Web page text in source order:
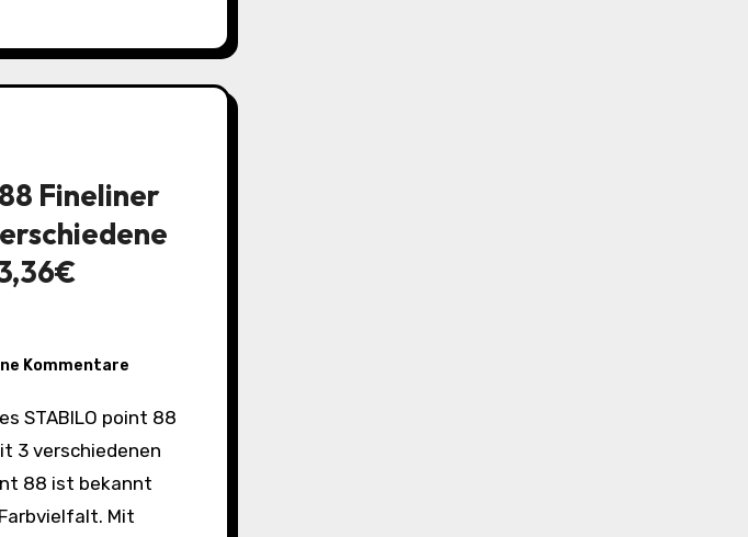
Fineliner
Kommentare
3 verschiedenen
88 ist bekannt
Mit